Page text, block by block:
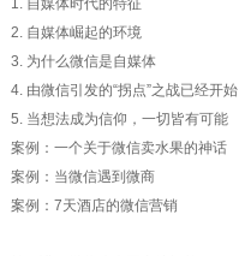
1. 自媒体时代的特征
2. 自媒体崛起的环境
3. 为什么微信是自媒体
4. 由微信引发的“拐点”之战已经开始
5. 当想法成为信仰，一切皆有可能
案例：一个关于微信卖水果的神话
案例：当微信遇到微商
案例：7天酒店的微信营销